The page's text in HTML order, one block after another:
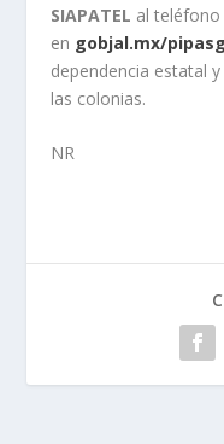
SIAPATEL al
en gobjal.mx/
dependencia estatal
las colonias.
NR